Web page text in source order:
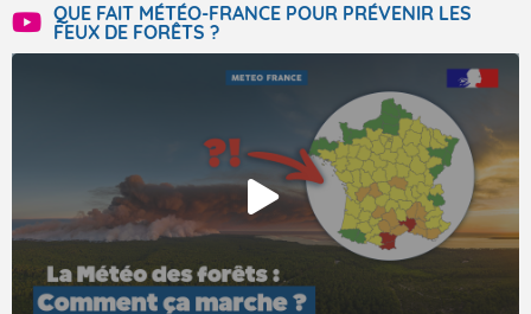
QUE FAIT MÉTÉO-FRANCE POUR PRÉVENIR LES
FEUX DE FORÊTS ?